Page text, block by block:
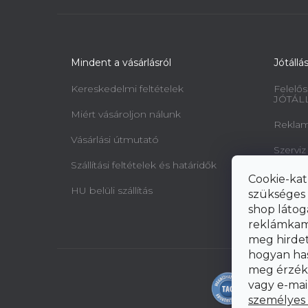
Cookie-
shop
meg
hogyan
meg
vagy e-
Mindent a vásárlásról
Kereskedelmi feltételek
Miért vásároljon nálunk
Vásárlási útmutató
Szállítási feltételek és határidők
HU belüli szállítás
Minta